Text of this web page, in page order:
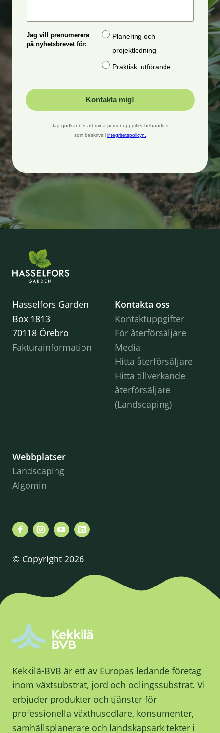
Hasselfors Garden
Box 1813
70118 Örebro
Fakturainformation
Kontakta oss
Kontaktuppgifter
För återförsäljare
Media
Hitta återförsäljare
Hitta tillverkande
återförsäljare
(Landscaping)
Webbplatser
Landscaping
Algomin
© Copyright 2026
Kekkilä-BVB är ett av Europas ledande företag
inom växtsubstrat, jord och odlingssubstrat. Vi
erbjuder produkter och tjänster för
professionella växthusodlare, konsumenter,
samhällsplanerare och landskapsarkitekter i